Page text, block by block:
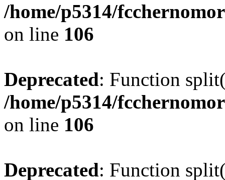
/home/p5314/
on line 106
Deprecated: Function
/home/p5314/
on line 106
Deprecated: Function